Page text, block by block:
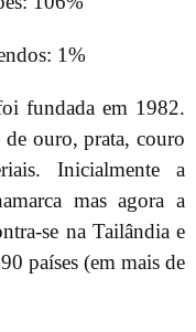
1%
fundada em 1982.
de ouro, prata, couro
Inicialmente a
mas agora a
se na Tailândia e
países (em mais de